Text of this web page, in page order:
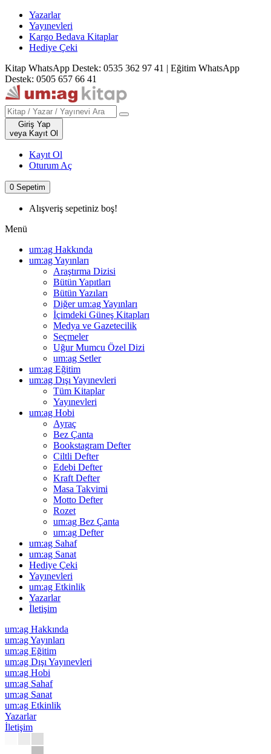
Yazarlar
Yayınevleri
Kargo Bedava Kitaplar
Hediye Çeki
Kitap WhatsApp Destek: 0535 362 97 41 | Eğitim WhatsApp
Destek: 0505 657 66 41
Giriş Yap
veya Kayıt Ol
Kayıt Ol
Oturum Aç
0 Sepetim
Alışveriş sepetiniz boş!
Menü
um:ag Hakkında
um:ag Yayınları
Araştırma Dizisi
Bütün Yapıtları
Bütün Yazıları
Diğer um:ag Yayınları
İçimdeki Güneş Kitapları
Medya ve Gazetecilik
Seçmeler
Uğur Mumcu Özel Dizi
um:ag Setler
um:ag Eğitim
um:ag Dışı Yayınevleri
Tüm Kitaplar
Yayınevleri
um:ag Hobi
Ayraç
Bez Çanta
Bookstagram Defter
Ciltli Defter
Edebi Defter
Kraft Defter
Masa Takvimi
Motto Defter
Rozet
um:ag Bez Çanta
um:ag Defter
um:ag Sahaf
um:ag Sanat
Hediye Çeki
Yayınevleri
um:ag Etkinlik
Yazarlar
İletişim
um:ag Hakkında
um:ag Yayınları
um:ag Eğitim
um:ag Dışı Yayınevleri
um:ag Hobi
um:ag Sahaf
um:ag Sanat
um:ag Etkinlik
Yazarlar
İletişim